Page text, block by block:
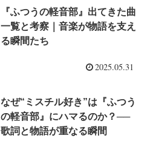
『ふつうの軽音部』出てきた曲
一覧と考察｜音楽が物語を支え
る瞬間たち
2025.05.31
なぜ“ミスチル好き”は『ふつう
の軽音部』にハマるのか？──
歌詞と物語が重なる瞬間